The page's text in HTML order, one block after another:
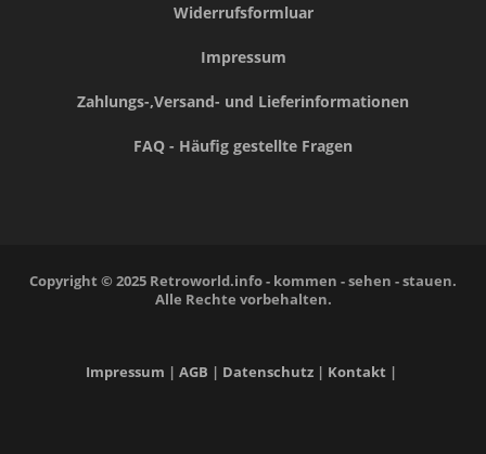
Widerrufsformluar
Impressum
Zahlungs-,Versand- und Lieferinformationen
FAQ - Häufig gestellte Fragen
Copyright © 2025 Retroworld.info - kommen - sehen - stauen.
Alle Rechte vorbehalten.
Impressum | AGB | Datenschutz | Kontakt |